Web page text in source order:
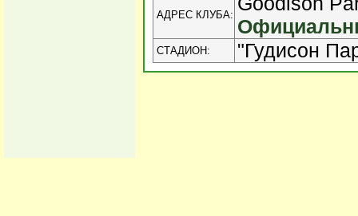
АДРЕС КЛУБА:
СТАДИОН: "Гудисон